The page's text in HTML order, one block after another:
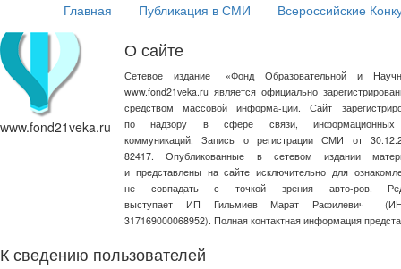
Главная Публикация в СМИ Всероссийские
www.fond21veka.ru
О сайте
Сетевое издание «Фонд Образовательной и
www.fond21veka.ru является официально
средством массовой информа-ции. Сайт
по надзору в сфере связи, информационных
коммуникаций. Запись о регистрации СМИ от
82417. Опубликованные в сетевом издании
и представлены на сайте исключительно для
не совпадать с точкой зрения авто-ров.
выступает ИП Гильмиев Марат Рафилевич
317169000068952). Полная контактная информация
К сведению пользователей